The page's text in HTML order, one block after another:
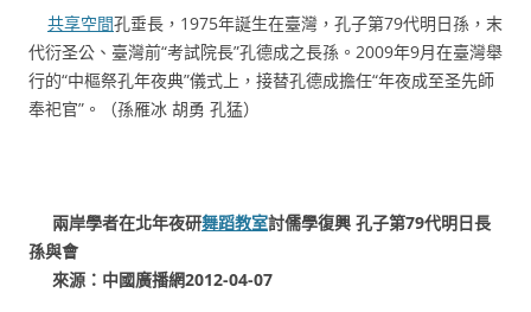
共享空間孔垂長，1975年誕生在臺灣，孔子第79代明日孫，末
代衍圣公、臺灣前“考試院長”孔德成之長孫。2009年9月在臺灣舉
行的“中樞祭孔年夜典”儀式上，接替孔德成擔任“年夜成至圣先師
奉祀官”。（孫雁冰 胡勇 孔猛）
兩岸學者在北年夜研舞蹈教室討儒學復興 孔子第79代明日長
孫與會
來源：中國廣播網2012-04-07